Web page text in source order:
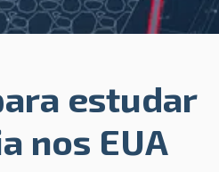
estudar
nos EUA